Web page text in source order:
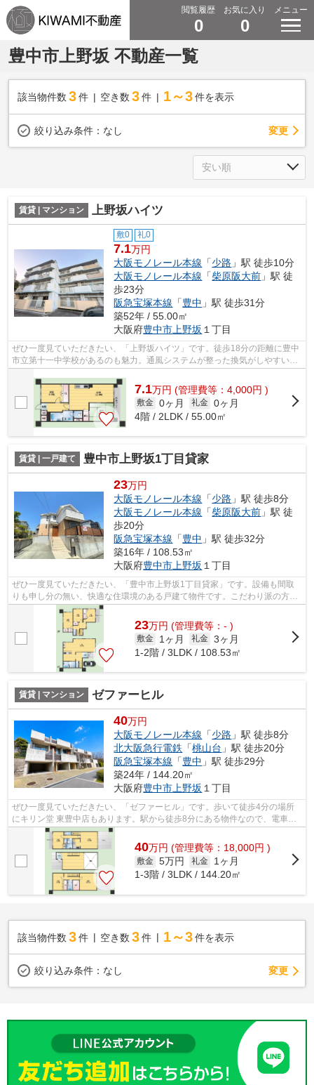
閲覧履歴
0
お気に入り
0
メニュー
豊中市上野坂 不動産一覧
該当物件数 3件 空き数 3 件 1～3 件を表示
絞り込み条件： なし 変更
賃貸 | マンション 上野坂ハイツ
敷0 礼0
7.1万円
大阪モノレール本線 「少路 」駅 徒歩10分
大阪モノレール本線 「柴原阪大前 」駅 徒
歩23分
阪急宝塚本線 「豊中 」駅 徒歩31分
築52年 / 55.00㎡
大阪府豊中市上野坂 １丁目
ぜひ一度見ていただきたい、「上野坂ハイツ」です。徒歩18分の距離に豊中
市立第十一中学校があるのも魅力。通風システムが整った換気がしやすい物
7.1万円 (管理費等：4,000円 )
敷金 0ヶ月 礼金 0ヶ月
4階 / 2LDK / 55.00㎡
賃貸 | 一戸建て 豊中市上野坂1丁目貸家
23万円
大阪モノレール本線 「少路 」駅 徒歩8分
大阪モノレール本線 「柴原阪大前 」駅 徒
歩20分
阪急宝塚本線 「豊中 」駅 徒歩32分
築16年 / 108.53㎡
大阪府豊中市 上野坂 １丁目
ぜひ一度見ていただきたい、「豊中市上野坂1丁目貸家」です。設備も間取
りも申し分の無い、快適な住環境のある戸建て物件です。こだわり派の方も
満足度の高いデザイナーズ一戸建てです...
23万円 (管理費等：- )
敷金 1ヶ月 礼金 3ヶ月
1-2階 / 3LDK / 108.53㎡
賃貸 | マンション ゼファーヒル
40万円
大阪モノレール本線 「少路 」駅 徒歩8分
北大阪急行電鉄 「桃山台 」駅 徒歩20分
阪急宝塚本線 「豊中 」駅 徒歩29分
築24年 / 144.20㎡
大阪府豊中市 上野坂 １丁目
ぜひ一度見ていただきたい、「ゼファーヒル」です。歩いて徒歩4分の場所
にキリン堂 東豊中店もあります。駅から徒歩8分にある物件なので、電車利
用が多い方にオススメです。こだわり条...
40万円 (管理費等：18,000円 )
敷金 5万円 礼金
1ヶ月
1-3階 / 3LDK / 144.20㎡
該当物件数 3件 空き数 3 件 1～3 件を表示
絞り込み条件： なし 変更